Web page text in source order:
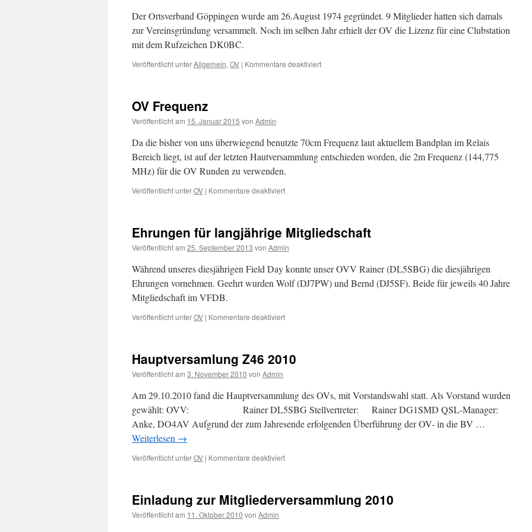
Der Ortsverband Göppingen wurde am 26.August 1974 gegründet. 9 Mitglieder hatten sich damals
zur Vereinsgründung versammelt. Noch im selben Jahr erhielt der OV die Lizenz für eine Clubstation
mit dem Rufzeichen DK0BC.
Veröffentlicht unterAllgemein, OV | Kommentare deaktiviertfür
OV Frequenz
Veröffentlicht am 15. Januar 2015 von Admin
Da die bisher von uns überwiegend benutzte 70cm Frequenz laut aktuellem Bandplan im Relais
Bereich liegt, ist auf der letzten Hautversammlung entschieden worden, die 2m Frequenz (144,775
MHz) für die OV Runden zu verwenden.
Veröffentlicht unterOV | Kommentare deaktiviertfür
Ehrungen für langjährige Mitgliedschaft
Veröffentlicht am 25. September 2013 von Admin
Während unseres diesjährigen Field Day konnte unser OVV Rainer (DL5SBG) die diesjährigen
Ehrungen vornehmen. Geehrt wurden Wolf (DJ7PW) und Bernd (DJ5SF). Beide für jeweils 40 Jahre
Mitgliedschaft im VFDB.
Veröffentlicht unterOV | Kommentare deaktiviertfür
Mitgliedschaft
Hauptversamlung Z46 2010
Veröffentlicht am 3. November 2010 von Admin
Am 29.10.2010 fand die Hauptversammlung des OVs, mit Vorstandswahl statt. Als Vorstand wurden
gewählt: OVV: Rainer DL5SBG Stellvertreter: Rainer DG1SMD QSL-Manager:
Anke, DO4AV Aufgrund der zum Jahresende erfolgenden Überführung der OV- in die BV …
Weiterlesen →
Veröffentlicht unterOV | Kommentare deaktiviertfür
Einladung zur Mitgliederversammlung 2010
Veröffentlicht am 11. Oktober 2010 von Admin